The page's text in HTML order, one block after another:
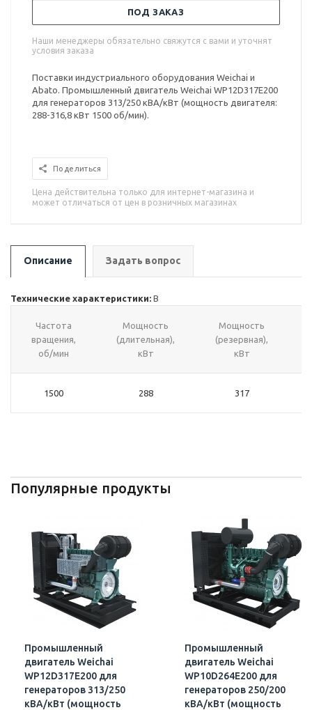
ПОД ЗАКАЗ
Наши менеджеры обязательно свяжутся с вами и уточнят
условия заказа
Поставки индустриального оборудования Weichai и
Abato. Промышленный двигатель Weichai WP12D317E200
для генераторов 313/250 кВА/кВт (мощность двигателя:
288-316,8 кВт 1500 об/мин).
Поделиться
Цена действительна только для интернет-магазина и
может отличаться от цен в розничных магазинах
Описание Задать вопрос
Технические характеристики: В
Частота
вращения,
об/мин
Мощность
(длительная),
кВт
Мощность
(резервная),
кВт
1500 288 317
Популярные продукты
Промышленный
двигатель Weichai
WP12D317E200 для
генераторов 313/250
кВА/кВт (мощность
Промышленный
двигатель Weichai
WP10D264E200 для
генераторов 250/200
кВА/кВт (мощность